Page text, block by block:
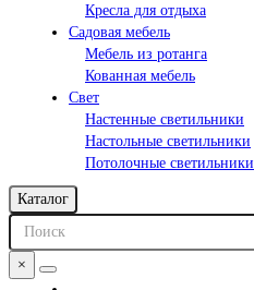
Кресла для отдыха
Садовая мебель
Мебель из ротанга
Кованная мебель
Свет
Настенные светильники
Настольные светильники
Потолочные светильники
Каталог
×